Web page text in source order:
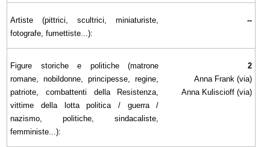
Artiste (pittrici, scultrici, miniaturiste,
fotografe, fumettiste...):
--
Figure storiche e politiche (matrone
romane, nobildonne, principesse, regine,
patriote, combattenti della Resistenza,
vittime della lotta politica / guerra /
nazismo, politiche, sindacaliste,
femministe...):
2
Anna Frank (via)
Anna Kuliscioff (via)